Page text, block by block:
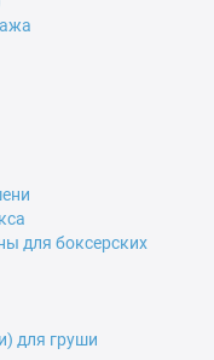
для боксерских
для груши